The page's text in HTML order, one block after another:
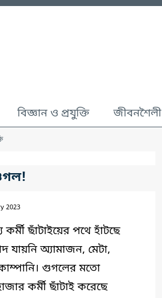
বিজ্ঞান ও প্রযুক্তি জীবনশৈলী
2023
ছাঁটাইয়ের পথে হাঁটছে
যায়নি অ্যামাজন, মেটা,
গুগলের মতো
কর্মী ছাঁটাই করেছে